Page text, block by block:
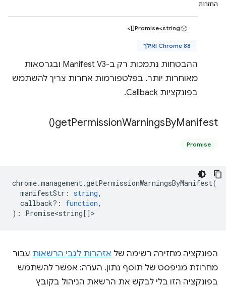
החזרות
Promise<string[]>
Chrome 88 ואילך
ההבטחות נתמכות רק ב-Manifest V3 ובגרסאות
מאוחרות יותר. בפלטפורמות אחרות צריך להשתמש
בפונקציות Callback.
getPermissionWarningsByManifest(
)
Promise
chrome.management.getPermissionWarningsByManifest(
manifestStr : string,
callback? : function,
) : Promise<string[]>
הפונקציה מחזירה רשימה של אזהרות לגבי הרשאות עבור
מחרוזת מניפסט של תוסף נתון. הערה: אפשר להשתמש
בפונקציה הזו בלי לבקש את הרשאת הניהול בקובץ